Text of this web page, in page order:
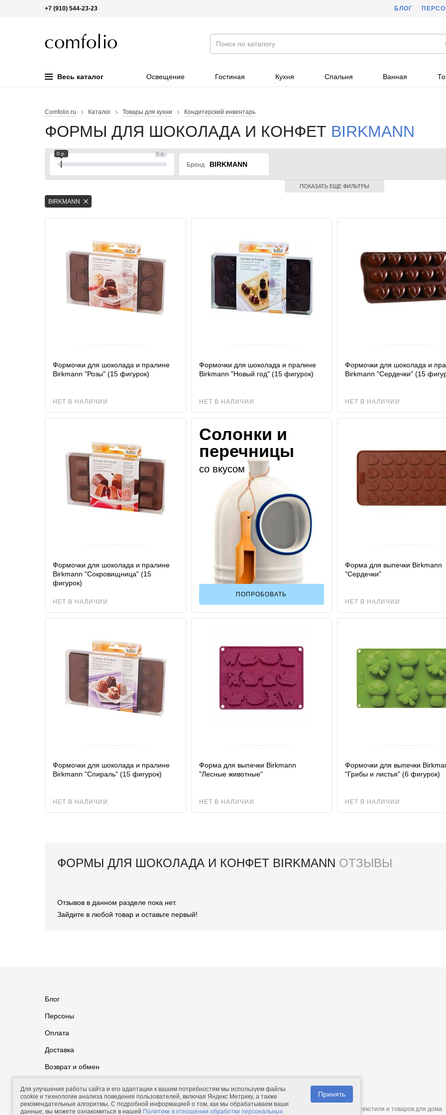
+7 (910) 544-23-23 БЛОГ
Весь каталог Освещение Гостиная Кухня Спальня Ванная
Comfolio.ru Каталог Товары для кухни Кондитерский инвентарь
ФОРМЫ ДЛЯ ШОКОЛАДА И КОНФЕТ BIRKMANN
0 р.
0 р.
Бренд BIRKMANN
ПОКАЗАТЬ ЕЩЕ ФИЛЬТРЫ
BIRKMANN
Формочки для шоколада и пралине
Birkmann "Розы" (15 фигурок)
НЕТ В НАЛИЧИИ
Формочки для шоколада и пралине
Birkmann "Новый год" (15 фигурок)
НЕТ В НАЛИЧИИ
Формочки для шоколада и
Birkmann "Сердечки" (15
НЕТ В НАЛИЧИИ
Формочки для шоколада и пралине
Birkmann "Сокровищница" (15
фигурок)
НЕТ В НАЛИЧИИ
Солонки и
перечницы
со вкусом
ПОПРОБОВАТЬ
Форма для выпечки Birkmann
"Сердечки"
НЕТ В НАЛИЧИИ
Формочки для шоколада и пралине
Birkmann "Спираль" (15 фигурок)
НЕТ В НАЛИЧИИ
Форма для выпечки Birkmann
"Лесные животные"
НЕТ В НАЛИЧИИ
Формочки для выпечки
"Грибы и листья" (6 фигурок)
НЕТ В НАЛИЧИИ
ФОРМЫ ДЛЯ ШОКОЛАДА И КОНФЕТ BIRKMANN ОТЗЫВЫ
Отзывов в данном разделе пока нет.
Зайдите в любой товар и оставьте первый!
Блог
Персоны
Оплата
Доставка
Возврат и обмен
© 2011-2026.Comfolio.ru — интернет-магазин текстиля и товаров для дома.
Для улучшения работы сайта и его адаптации к вашим потребностям мы используем файлы
cookie и технологии анализа поведения пользователей, включая Яндекс Метрику, а также
рекомендательные алгоритмы. С подробной информацией о том, как мы обрабатываем ваши
данные, вы можете ознакомиться в нашей Политике в отношении обработки персональных
Принять